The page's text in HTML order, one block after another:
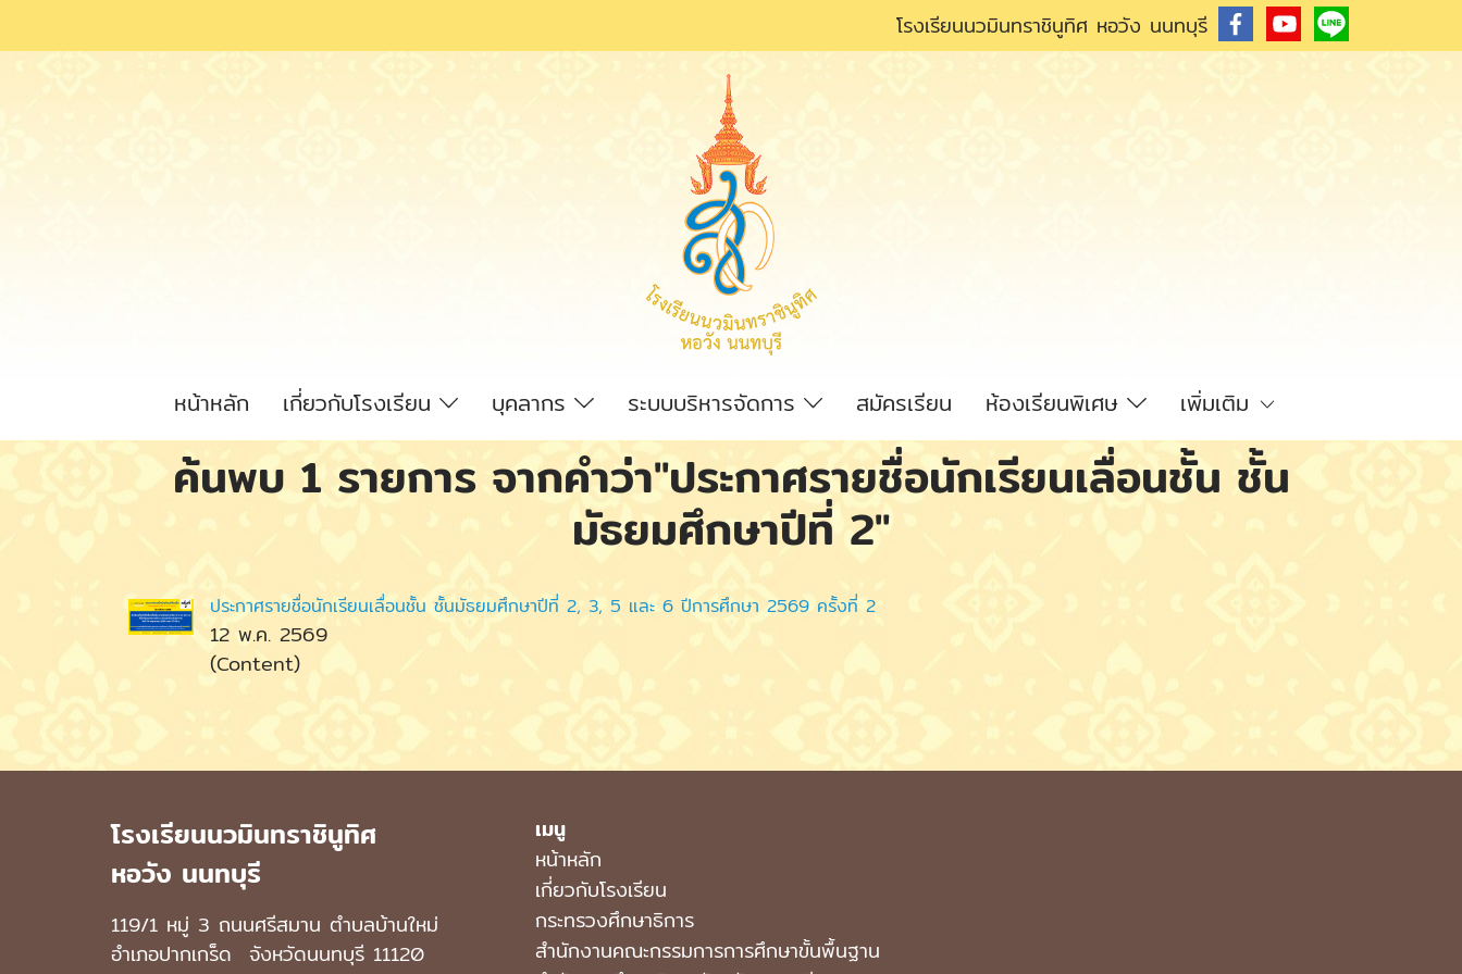
โรงเรียนนวมินทราชินูทิศ หอวัง นนทบุรี
หน้าหลัก เกี่ยวกับโรงเรียน บุคลากร ระบบบริหารจัดการ สมัครเรียน ห้องเรียนพิเศษ เพิ่มเติม
ค้นพบ 1 รายการ จากคำว่า"ประกาศรายชื่อนักเรียนเลื่อนชั้น ชั้น
มัธยมศึกษาปีที่ 2"
ประกาศรายชื่อนักเรียนเลื่อนชั้น ชั้นมัธยมศึกษาปีที่ 2, 3, 5 และ 6 ปีการศึกษา 2569 ครั้งที่ 2
12 พ.ค. 2569
(Content)
โรงเรียนนวมินทราชินูทิศ
หอวัง นนทบุรี
119/1 หมู่ 3 ถนนศรีสมาน ตำบลบ้านใหม่
อำเภอปากเกร็ด จังหวัดนนทบุรี 11120
เมนู
หน้าหลัก
เกี่ยวกับโรงเรียน
กระทรวงศึกษาธิการ
สำนักงานคณะกรรมการการศึกษาขั้นพื้นฐาน